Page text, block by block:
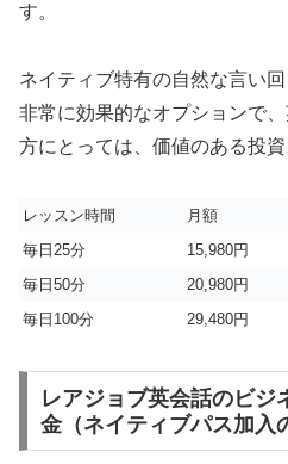
す。
ネイティブ特有の自然な言い
非常に効果的なオプションで
方にとっては、価値のある投資
レッスン時間 月額
毎日25分
15,980円
毎日50分
20,980円
毎日100分
29,480円
レアジョブ英会話のビジ
金（ネイティブパス加入